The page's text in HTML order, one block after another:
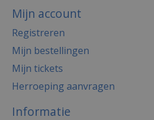
Mijn account
Registreren
Mijn bestellingen
Mijn tickets
Herroeping aanvragen
Informatie